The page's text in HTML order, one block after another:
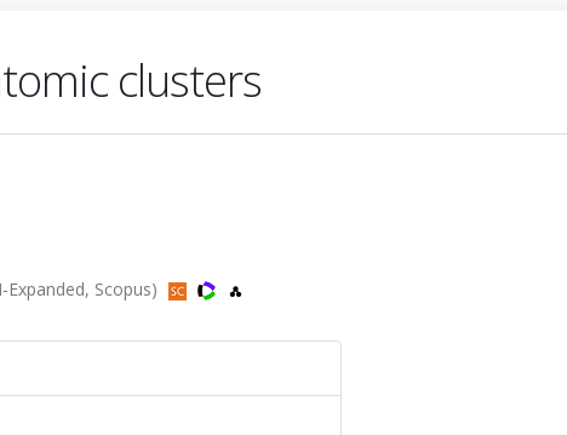
clusters
Expanded, Scopus)